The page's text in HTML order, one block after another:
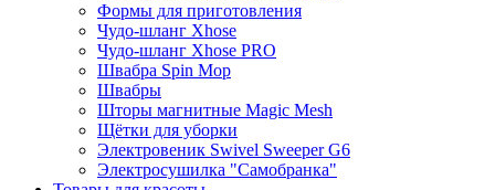
Формы для приготовления
Чудо-шланг Xhose
Чудо-шланг Xhose PRO
Швабра Spin Mop
Швабры
Шторы магнитные Magic Mesh
Щётки для уборки
Электровеник Swivel Sweeper G6
Электросушилка "Самобранка"